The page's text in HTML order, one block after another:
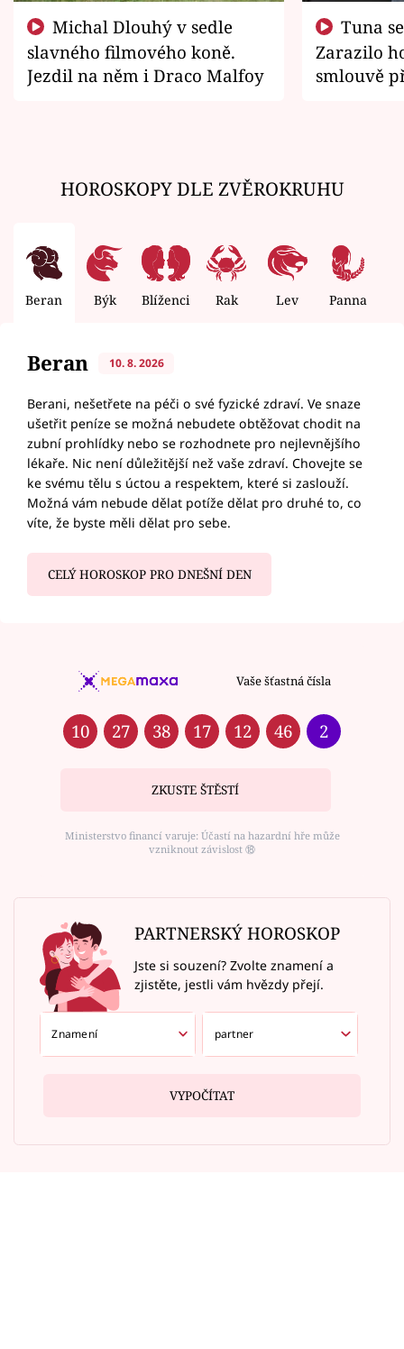
slavného filmového koně.
Jezdil na něm i Draco Malfoy
Zarazilo
smlouvě
HOROSKOPY DLE ZVĚROKRUHU
Beran Býk Blíženci Rak Lev Panna
Beran 10. 8. 2026
Berani, nešetřete na péči o své fyzické zdraví. Ve snaze
ušetřit peníze se možná nebudete obtěžovat chodit na
zubní prohlídky nebo se rozhodnete pro nejlevnějšího
lékaře. Nic není důležitější než vaše zdraví. Chovejte se
ke svému tělu s úctou a respektem, které si zaslouží.
Možná vám nebude dělat potíže dělat pro druhé to, co
víte, že byste měli dělat pro sebe.
CELÝ HOROSKOP PRO DNEŠNÍ DEN
Vaše šťastná čísla
10 27 38 17 12 46 2
ZKUSTE ŠTĚSTÍ
Ministerstvo financí varuje: Účastí na hazardní hře může
vzniknout závislost ⑱
PARTNERSKÝ HOROSKOP
Jste si souzení? Zvolte znamení a
zjistěte, jestli vám hvězdy přejí.
VYPOČÍTAT